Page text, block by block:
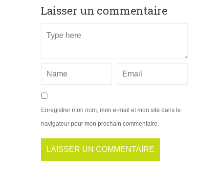
Laisser un commentaire
Enregistrer mon nom, mon e-mail et mon site dans le
navigateur pour mon prochain commentaire.